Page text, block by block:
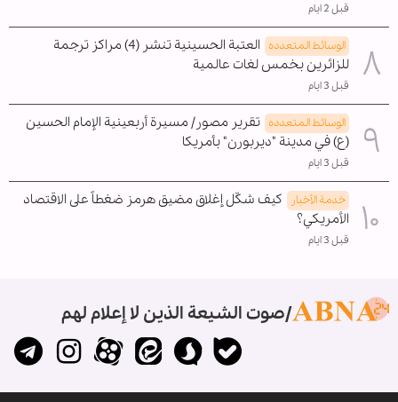
قبل 2 ايام
الوسائط المتعدده
العتبة الحسينية تنشر (4) مراكز ترجمة
للزائرين بخمس لغات عالمية
قبل 3 ايام
الوسائط المتعدده تقرير مصور/ مسيرة أربعينية الإمام الحسين
(ع) في مدينة "ديربورن" بأمريكا
قبل 3 ايام
خدمة الأخبار
كيف شكّل إغلاق مضيق هرمز ضغطاً على الاقتصاد
الأمريكي؟
قبل 3 ايام
صوت الشيعة الذين لا إعلام لهم